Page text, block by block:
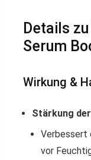
Details
Serum
Wirkung &
Stärkung
Verbessert
vor